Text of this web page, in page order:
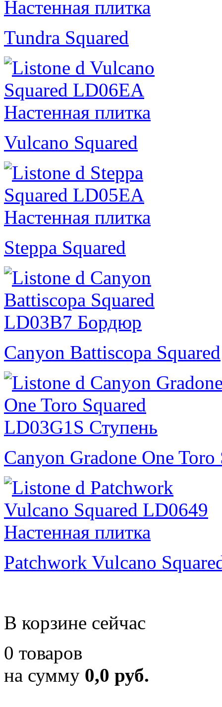
Tundra Squared
Vulcano Squared
Steppa Squared
Canyon Battiscopa Squared
Canyon Gradone One Toro
Patchwork Vulcano
В корзине сейчас
0 товаров
на сумму 0,0 руб.